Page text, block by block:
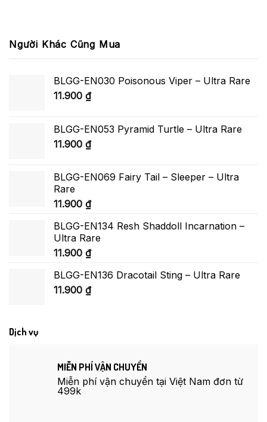
Người Khác Cũng Mua
BLGG-EN030 Poisonous Viper – Ultra Rare
11.900 ₫
BLGG-EN053 Pyramid Turtle – Ultra Rare
11.900 ₫
BLGG-EN069 Fairy Tail – Sleeper – Ultra
Rare
11.900 ₫
BLGG-EN134 Resh Shaddoll Incarnation –
Ultra Rare
11.900 ₫
BLGG-EN136 Dracotail Sting – Ultra Rare
11.900 ₫
Dịch vụ
MIỄN PHÍ VẬN CHUYỂN
Miễn phí vận chuyển tại Việt Nam đơn từ
499k